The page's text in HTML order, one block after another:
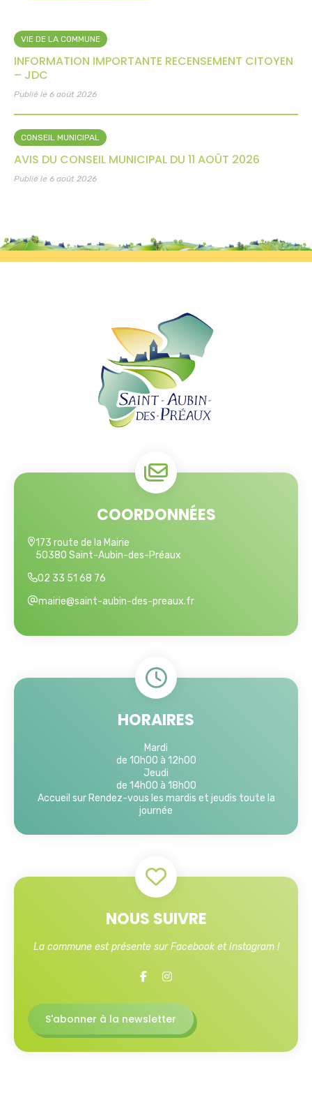
VIE DE LA COMMUNE
INFORMATION IMPORTANTE RECENSEMENT CITOYEN
– JDC
Publié le 6 août 2026
CONSEIL MUNICIPAL
AVIS DU CONSEIL MUNICIPAL DU 11 AOÛT 2026
Publié le 6 août 2026
COORDONNÉES
173 route de la Mairie
50380 Saint-Aubin-des-Préaux
02 33 51 68 76
mairie@saint-aubin-des-preaux.fr
HORAIRES
Mardi
de 10h00 à 12h00
Jeudi
de 14h00 à 18h00
Accueil sur Rendez-vous les mardis et jeudis toute la
journée
NOUS SUIVRE
La commune est présente sur Facebook et Instagram !
S'abonner à la newsletter